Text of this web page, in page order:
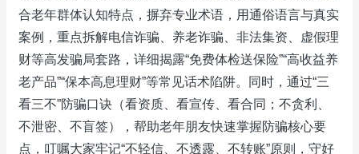
合老年群体认知特点，摒弃专业术语，用通俗语言与真实
案例，重点拆解电信诈骗、养老诈骗、非法集资、虚假理
财等高发骗局套路，详细揭露“免费体检送保险”“高收益养
老产品”“保本高息理财”等常见话术陷阱。同时，通过“三
看三不”防骗口诀（看资质、看宣传、看合同；不贪利、
不泄密、不盲签），帮助老年朋友快速掌握防骗核心要
点，叮嘱大家牢记“不轻信、不透露、不转账”原则，守好